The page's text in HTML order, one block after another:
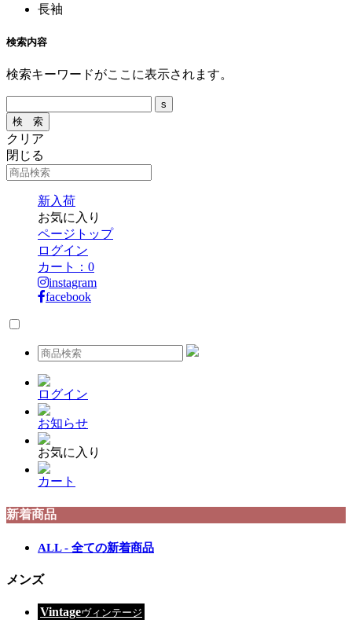
長袖
検索内容
検索キーワードがここに表示されます。
クリア
閉じる
新入荷
お気に入り
ページトップ
ログイン
カート： 0
instagram
facebook
ログイン
お知らせ
お気に入り
カート
新着商品
ALL - 全ての新着商品
メンズ
Vintageヴィンテージ